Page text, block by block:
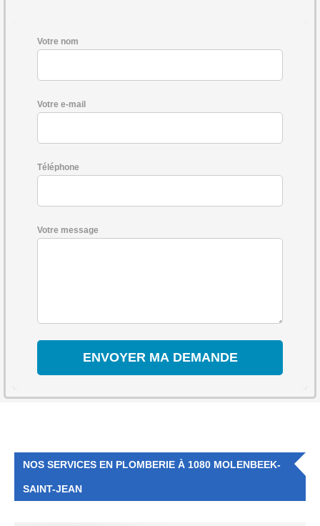
Votre nom
Votre e-mail
Téléphone
Votre message
NOS SERVICES EN PLOMBERIE À 1080 MOLENBEEK-
SAINT-JEAN